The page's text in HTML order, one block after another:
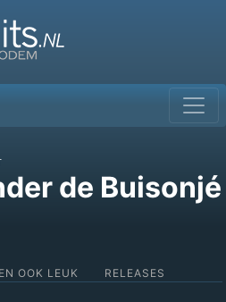
de Buisonjé
OOK LEUK RELEASES